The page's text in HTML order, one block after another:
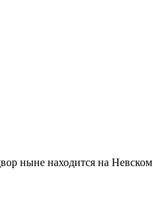
ныне находится на Невском